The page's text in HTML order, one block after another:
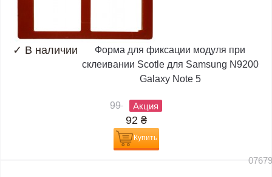
✓ В наличии
Форма для фиксации модуля при
склеивании Scotle для Samsung N9200
Galaxy Note 5
99 Акция
92 ₴
Купить